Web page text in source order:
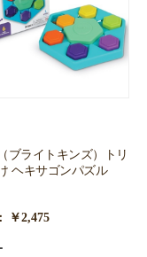
ブライトキンズ）トリ
ヘキサゴンパズル
￥2,475